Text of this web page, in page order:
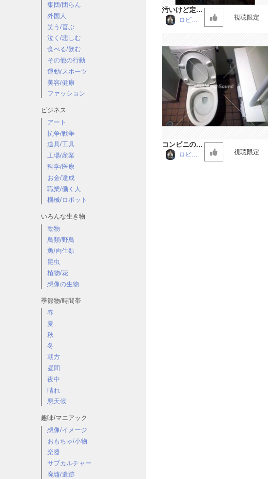
集団/団らん
外国人
笑う/喜ぶ
泣く/悲しむ
食べる/飲む
その他の行動
運動/スポーツ
美容/健康
ファッション
ビジネス
アート
抗争/戦争
道具/工具
工場/産業
科学/医療
お金/達成
職業/働く人
機械/ロボット
いろんな生き物
動物
鳥類/野鳥
魚/両生類
昆虫
植物/花
想像の生物
季節物/時間帯
春
夏
秋
冬
朝方
昼間
夜中
晴れ
悪天候
趣味/マニアック
想像/イメージ
おもちゃ/小物
楽器
サブカルチャー
廃墟/遺跡
汚いけど定番
なトイレロビン
視聴限定
コンビニのト
イレ
ロビン
視聴限定